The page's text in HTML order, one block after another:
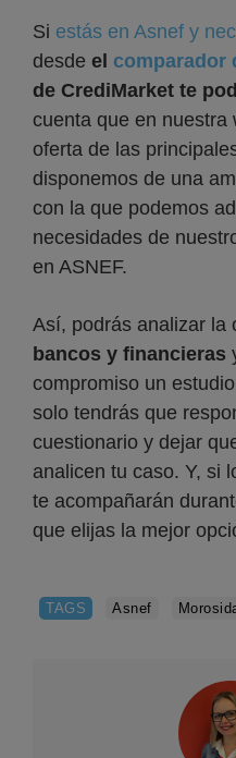
Si estás en Asnef y
desde el comparador
de CrediMarket te
cuenta que en nuestra
oferta de las
disponemos de una
con la que podemos
necesidades de
en ASNEF.
Así, podrás analizar la
bancos y financieras
compromiso un
solo tendrás que
cuestionario y dejar
analicen tu caso. Y, si
te acompañarán
que elijas la mejor
TAGS Asnef